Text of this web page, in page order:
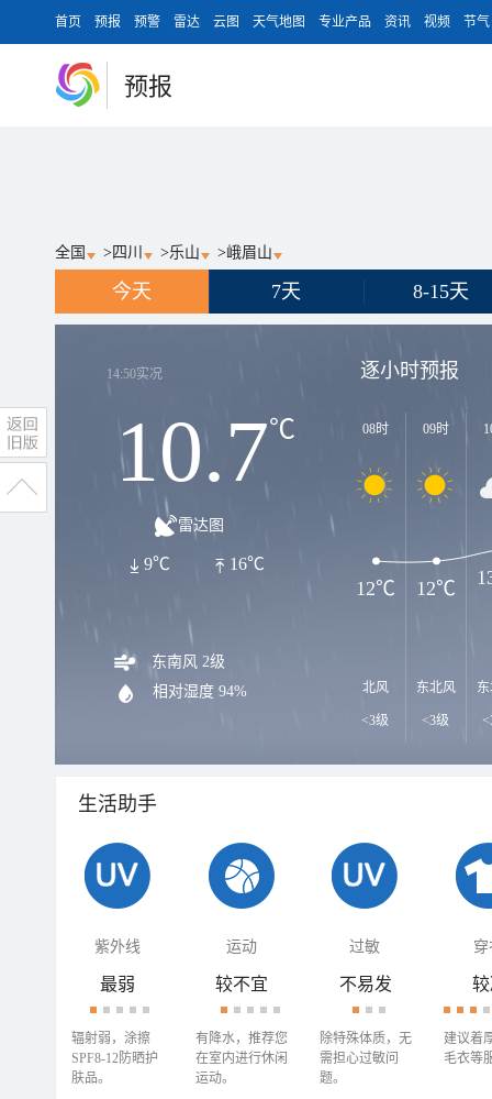
首页 预报 预警 雷达 云图 天气地图 专业产品 资讯 视频 节气
预报
全国 > 四川 >乐山 >峨眉山
今天 7天 8-15天
14:50实况
10.7℃
雷达图
16℃
9℃
东南风 2级
相对湿度 94%
逐小时预报
08时
北风
<3级
09时
东北风
<3级
12℃ 12℃
生活助手
紫外线 运动 过敏 穿
最弱
辐射弱，涂擦
SPF8-12防晒护
肤品。
较不宜
有降水，推荐您
在室内进行休闲
运动。
不易发
除特殊体质，无
需担心过敏问
题。
建议着
毛衣等